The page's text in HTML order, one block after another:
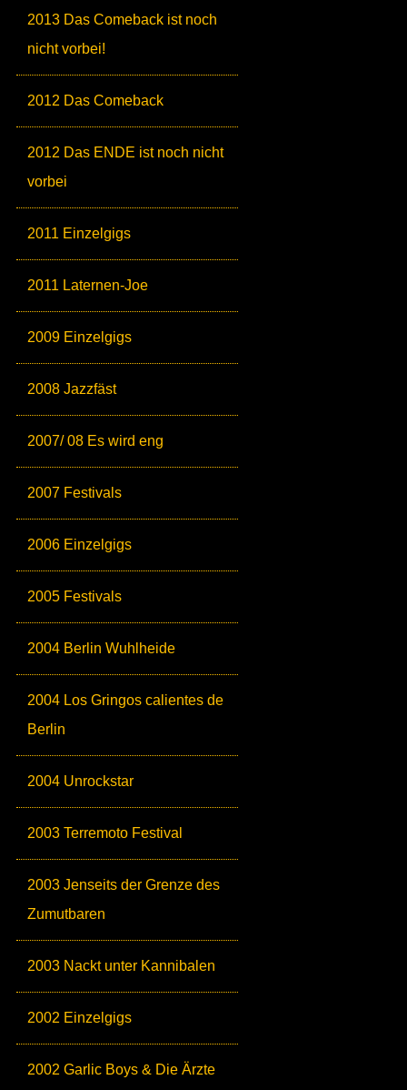
2013 Das Comeback ist noch
nicht vorbei!
2012 Das Comeback
2012 Das ENDE ist noch nicht
vorbei
2011 Einzelgigs
2011 Laternen-Joe
2009 Einzelgigs
2008 Jazzfäst
2007/ 08 Es wird eng
2007 Festivals
2006 Einzelgigs
2005 Festivals
2004 Berlin Wuhlheide
2004 Los Gringos calientes de
Berlin
2004 Unrockstar
2003 Terremoto Festival
2003 Jenseits der Grenze des
Zumutbaren
2003 Nackt unter Kannibalen
2002 Einzelgigs
2002 Garlic Boys & Die Ärzte